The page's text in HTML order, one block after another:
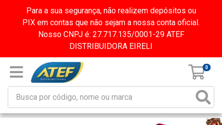
Para a sua segurança, não realizem depósitos ou
PIX em contas que não sejam a nossa conta oficial.
Nosso CNPJ é: 27.717.135/0001-29 ATEF
DISTRIBUIDORA EIRELI
0